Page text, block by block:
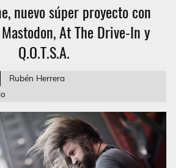
nuevo súper proyecto con
At The Drive-In y
Q.O.T.S.A.
Rubén Herrera